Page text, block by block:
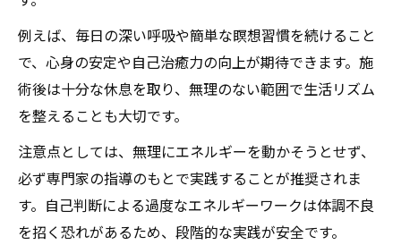
例えば、毎日の深い呼吸や簡単な瞑想習慣を続けること
で、心身の安定や自己治癒力の向上が期待できます。施
術後は十分な休息を取り、無理のない範囲で生活リズム
を整えることも大切です。
注意点としては、無理にエネルギーを動かそうとせず、
必ず専門家の指導のもとで実践することが推奨されま
す。自己判断による過度なエネルギーワークは体調不良
を招く恐れがあるため、段階的な実践が安全です。